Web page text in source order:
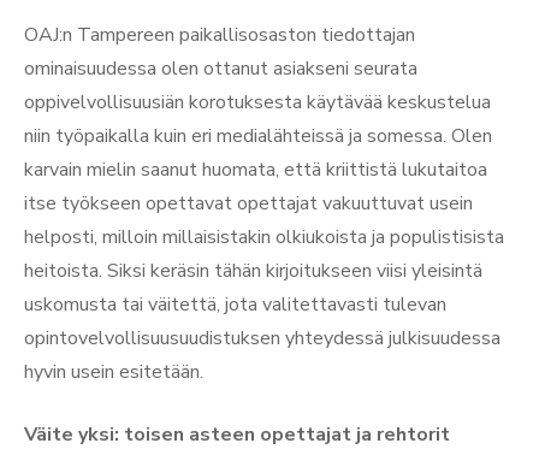
OAJ:n Tampereen paikallisosaston tiedottajan
ominaisuudessa olen ottanut asiakseni seurata
oppivelvollisuusiän korotuksesta käytävää keskustelua
niin työpaikalla kuin eri medialähteissä ja somessa. Olen
karvain mielin saanut huomata, että kriittistä lukutaitoa
itse työkseen opettavat opettajat vakuuttuvat usein
helposti, milloin millaisistakin olkiukoista ja populistisista
heitoista. Siksi keräsin tähän kirjoitukseen viisi yleisintä
uskomusta tai väitettä, jota valitettavasti tulevan
opintovelvollisuusuudistuksen yhteydessä julkisuudessa
hyvin usein esitetään.
Väite yksi: toisen asteen opettajat ja rehtorit